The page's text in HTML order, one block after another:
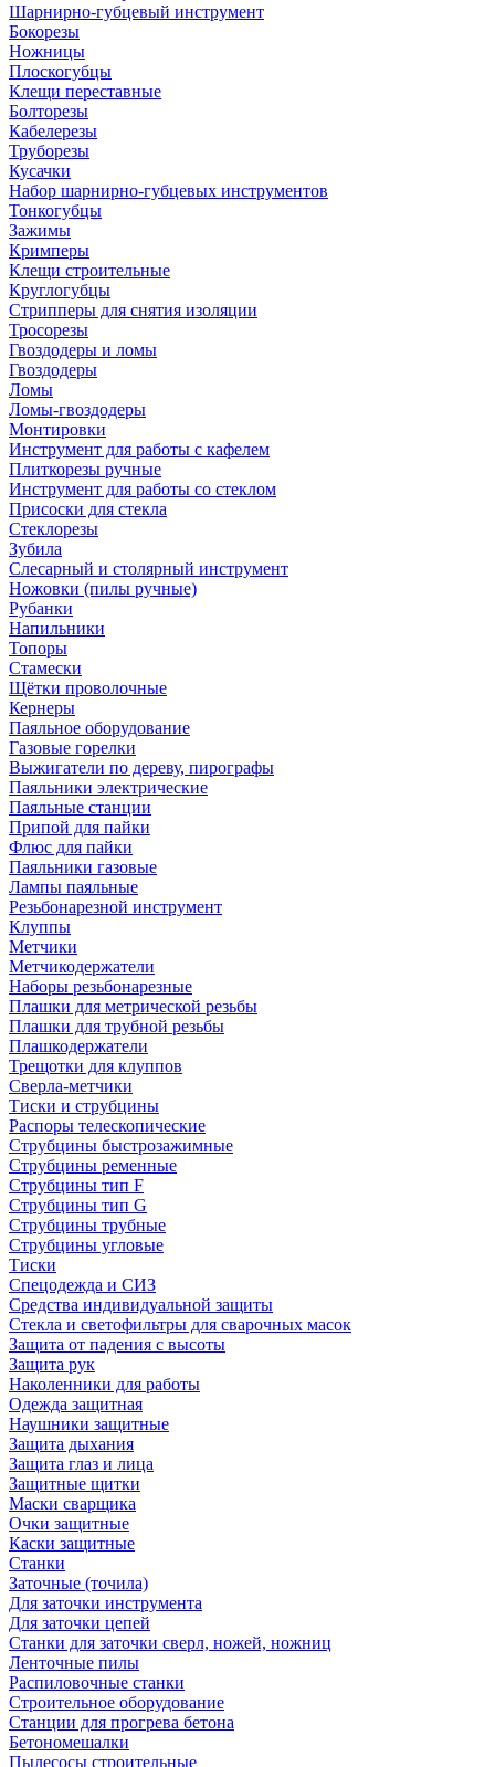
Шарнирно-губцевый инструмент
Бокорезы
Ножницы
Плоскогубцы
Клещи переставные
Болторезы
Кабелерезы
Труборезы
Кусачки
Набор шарнирно-губцевых инструментов
Тонкогубцы
Зажимы
Кримперы
Клещи строительные
Круглогубцы
Стрипперы для снятия изоляции
Тросорезы
Гвоздодеры и ломы
Гвоздодеры
Ломы
Ломы-гвоздодеры
Монтировки
Инструмент для работы с кафелем
Плиткорезы ручные
Инструмент для работы со стеклом
Присоски для стекла
Стеклорезы
Зубила
Слесарный и столярный инструмент
Ножовки (пилы ручные)
Рубанки
Напильники
Топоры
Стамески
Щётки проволочные
Кернеры
Паяльное оборудование
Газовые горелки
Выжигатели по дереву, пирографы
Паяльники электрические
Паяльные станции
Припой для пайки
Флюс для пайки
Паяльники газовые
Лампы паяльные
Резьбонарезной инструмент
Клуппы
Метчики
Метчикодержатели
Наборы резьбонарезные
Плашки для метрической резьбы
Плашки для трубной резьбы
Плашкодержатели
Трещотки для клуппов
Сверла-метчики
Тиски и струбцины
Распоры телескопические
Струбцины быстрозажимные
Струбцины ременные
Струбцины тип F
Струбцины тип G
Струбцины трубные
Струбцины угловые
Тиски
Спецодежда и СИЗ
Средства индивидуальной защиты
Стекла и светофильтры для сварочных масок
Защита от падения с высоты
Защита рук
Наколенники для работы
Одежда защитная
Наушники защитные
Защита дыхания
Защита глаз и лица
Защитные щитки
Маски сварщика
Очки защитные
Каски защитные
Станки
Заточные (точила)
Для заточки инструмента
Для заточки цепей
Станки для заточки сверл, ножей, ножниц
Ленточные пилы
Распиловочные станки
Строительное оборудование
Станции для прогрева бетона
Бетономешалки
Пылесосы строительные